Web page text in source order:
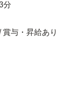
分
与・昇給あり